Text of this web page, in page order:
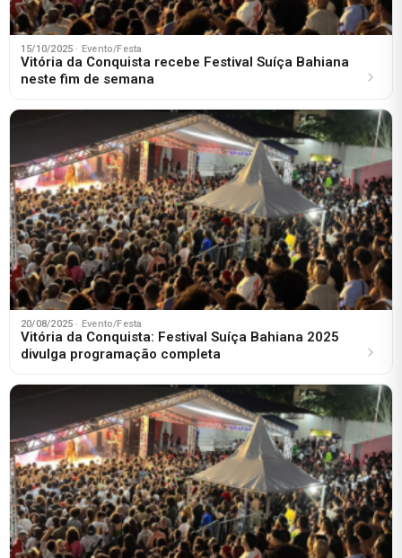
15/10/2025 · Evento/Festa
Vitória da Conquista recebe Festival Suíça Bahiana
neste fim de semana
20/08/2025 · Evento/Festa
Vitória da Conquista: Festival Suíça Bahiana 2025
divulga programação completa